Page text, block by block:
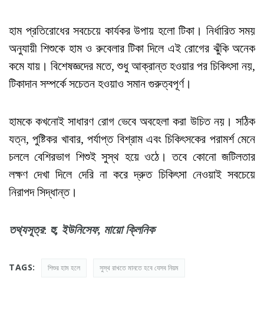
হাম প্রতিরোধের সবচেয়ে কার্যকর উপায় হলো টিকা। নির্ধারিত সময়
অনুযায়ী শিশুকে হাম ও রুবেলার টিকা দিলে এই রোগের ঝুঁকি অনেক
কমে যায়। বিশেষজ্ঞদের মতে, শুধু আক্রান্ত হওয়ার পর চিকিৎসা নয়,
টিকাদান সম্পর্কে সচেতন হওয়াও সমান গুরুত্বপূর্ণ।
হামকে কখনোই সাধারণ রোগ ভেবে অবহেলা করা উচিত নয়। সঠিক
যত্ন, পুষ্টিকর খাবার, পর্যাপ্ত বিশ্রাম এবং চিকিৎসকের পরামর্শ মেনে
চললে বেশিরভাগ শিশুই সুস্থ হয়ে ওঠে। তবে কোনো জটিলতার
লক্ষণ দেখা দিলে দেরি না করে দ্রুত চিকিৎসা নেওয়াই সবচেয়ে
নিরাপদ সিদ্ধান্ত।
তথ্যসূত্র: হু, ইউনিসেফ, মায়ো ক্লিনিক
TAGS: শিশুর হাম হলে সুস্থ রাখতে মানতে হবে যেসব নিয়ম